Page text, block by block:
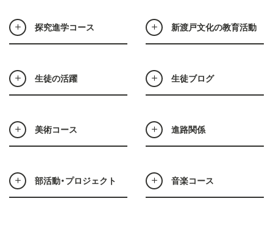
探究進学コース 新渡戸文化の教育活動
生徒の活躍 生徒ブログ
美術コース 進路関係
部活動・プロジェクト 音楽コース